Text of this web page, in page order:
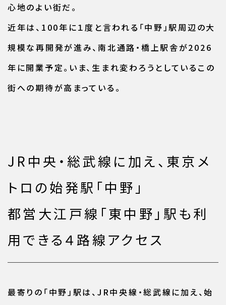
心地のよい街だ。
近年は、100年に１度と言われる「中野」駅周辺の大
規模な再開発が進み、南北通路・橋上駅舎が2026
年に開業予定。いま、生まれ変わろうとしているこの
街への期待が高まっている。
JR中央・総武線に加え、東京メ
トロの始発駅「中野」
都営大江戸線「東中野」駅も利
用できる４路線アクセス
最寄りの「中野」駅は、JR中央線・総武線に加え、始